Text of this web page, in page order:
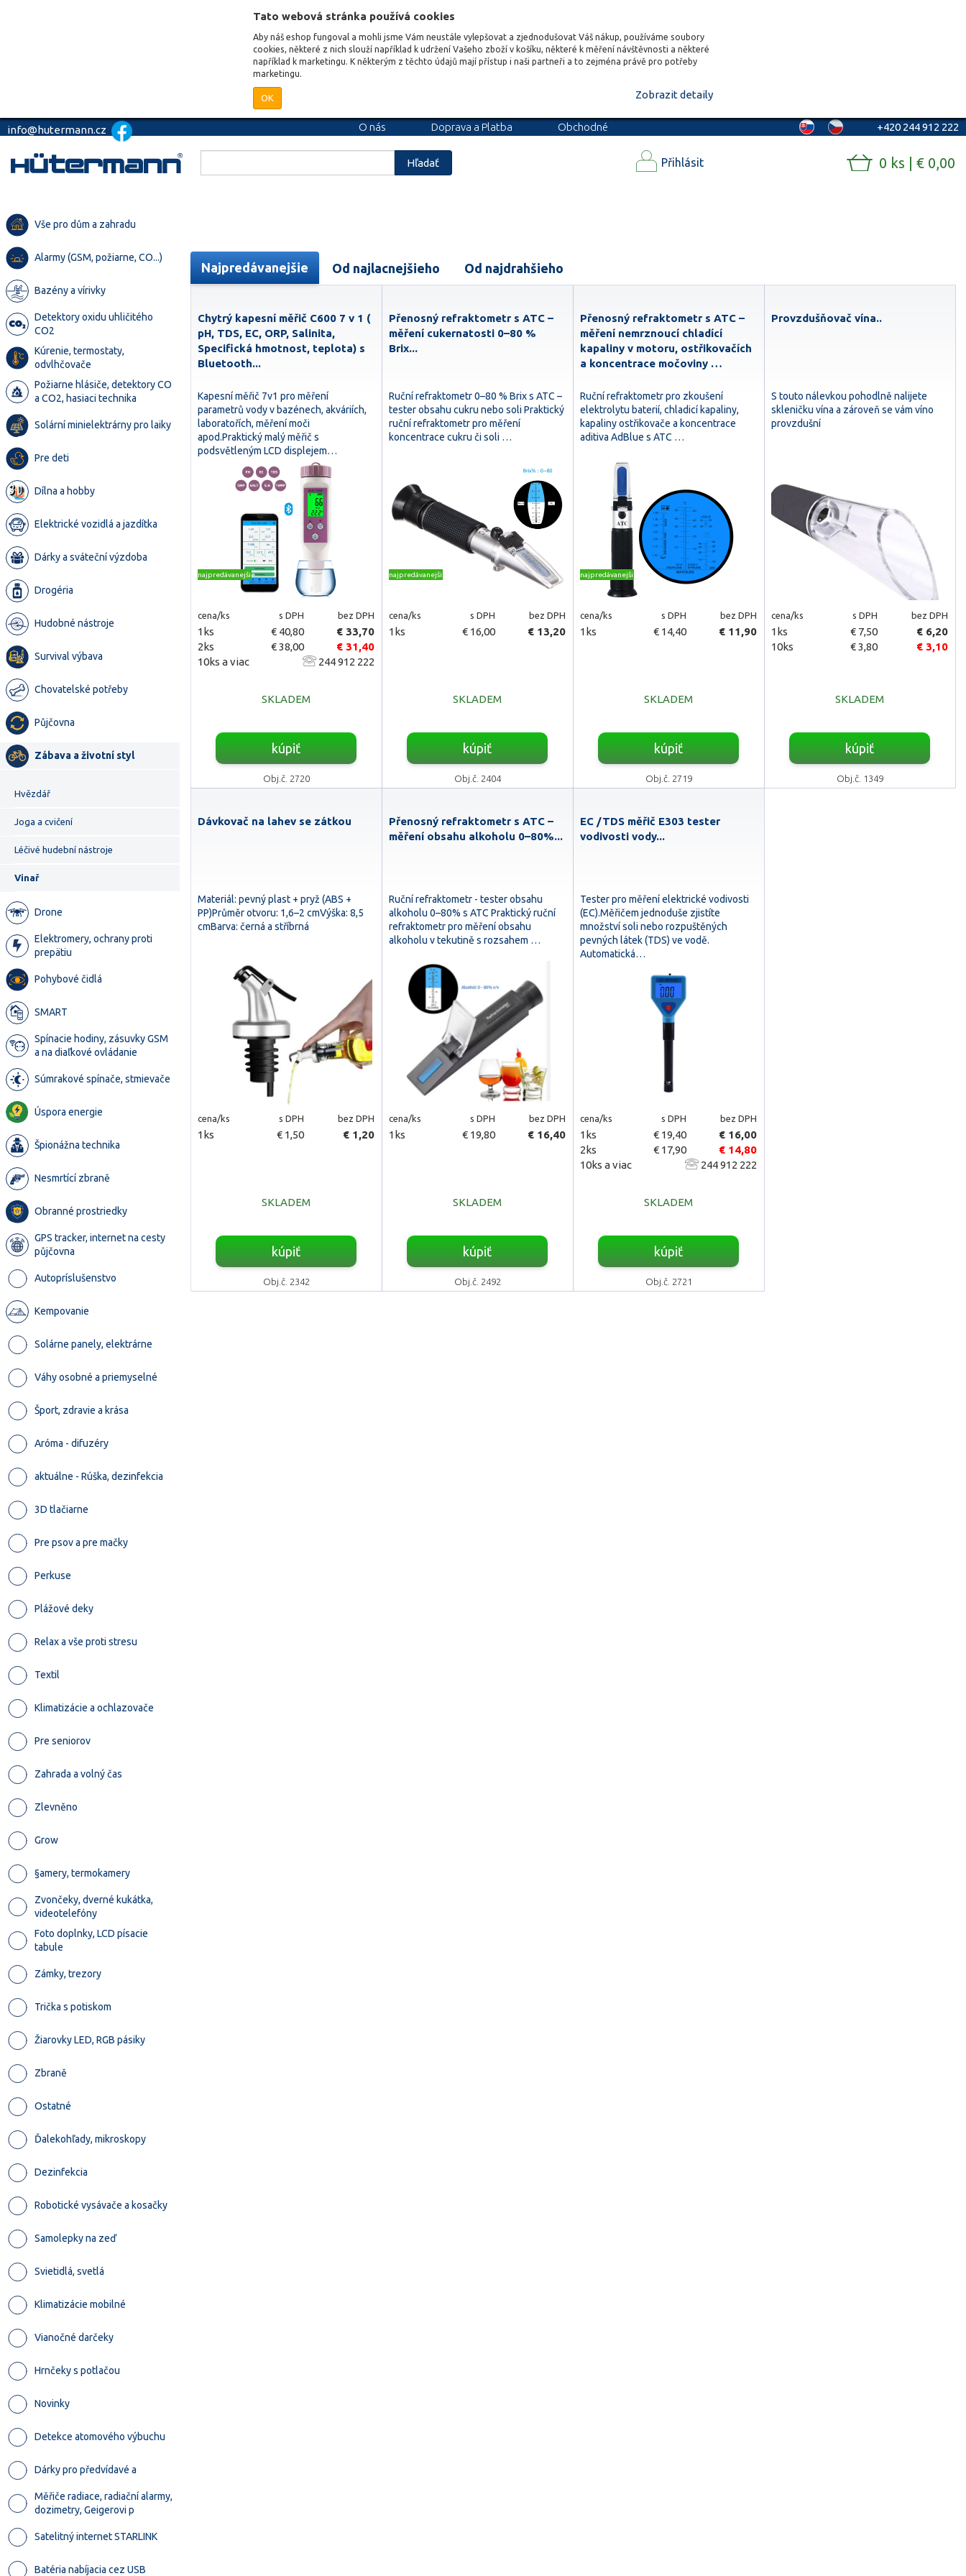
Tato webová stránka používá cookies
Aby náš eshop fungoval a mohli jsme Vám neustále vylepšovat a zjednodušovat Váš nákup, používáme soubory
cookies, některé z nich slouží například k udržení Vašeho zboží v košíku, některé k měření návštěvnosti a některé
například k marketingu. K některým z těchto údajů mají přístup i naši partneři a to zejména právě pro potřeby
marketingu.
OK Zobrazit detaily
info@hutermann.cz O nás Doprava a Platba
Obchodné
+420 244 912 222
Hľadať Přihlásit 0 ks | € 0,00
Vše pro dům a zahradu
Alarmy (GSM, požiarne, CO...)
Bazény a vírivky
Detektory oxidu uhličitého
CO2
Kúrenie, termostaty,
odvlhčovače
Požiarne hlásiče, detektory CO
a CO2, hasiaci technika
Solární minielektrárny pro laiky
Pre deti
Dílna a hobby
Elektrické vozidlá a jazdítka
Dárky a sváteční výzdoba
Drogéria
Hudobné nástroje
Survival výbava
Chovatelské potřeby
Půjčovna
Zábava a životní styl
Hvězdář
Joga a cvičení
Léčivé hudební nástroje
Vinař
Drone
Elektromery, ochrany proti
prepätiu
Pohybové čidlá
SMART
Spínacie hodiny, zásuvky GSM
a na diaľkové ovládanie
Súmrakové spínače, stmievače
Úspora energie
Špionážna technika
Nesmrtící zbraně
Obranné prostriedky
GPS tracker, internet na cesty
půjčovna
Autopríslušenstvo
Kempovanie
Solárne panely, elektrárne
Váhy osobné a priemyselné
Šport, zdravie a krása
Aróma - difuzéry
aktuálne - Rúška, dezinfekcia
3D tlačiarne
Pre psov a pre mačky
Perkuse
Plážové deky
Relax a vše proti stresu
Textil
Klimatizácie a ochlazovače
Pre seniorov
Zahrada a volný čas
Zlevněno
Grow
§amery, termokamery
Zvončeky, dverné kukátka,
videotelefóny
Foto doplnky, LCD písacie
tabule
Zámky, trezory
Trička s potiskom
Žiarovky LED, RGB pásiky
Zbraně
Ostatné
Ďalekohľady, mikroskopy
Dezinfekcia
Robotické vysávače a kosačky
Samolepky na zeď
Svietidlá, svetlá
Klimatizácie mobilné
Vianočné darčeky
Hrnčeky s potlačou
Novinky
Detekce atomového výbuchu
Dárky pro předvídavé a
Měřiče radiace, radiační alarmy,
dozimetry, Geigerovi p
Satelitný internet STARLINK
Batéria nabíjacia cez USB
Najpredávanejšie Od najlacnejšieho Od najdrahšieho
Chytrý kapesní měřič C600 7 v 1 (
pH, TDS, EC, ORP, Salinita,
Specifická hmotnost, teplota) s
Bluetooth...
Kapesní měřič 7v1 pro měření
parametrů vody v bazénech, akváriích,
laboratořích, měření moči
apod.Praktický malý měřič s
podsvětleným LCD displejem…
najpredávanejšie
cena/ks s DPH bez DPH
1ks € 40,80
€ 33,70
2ks
€ 38,00
€ 31,40
10ks a viac
244 912 222
SKLADEM
kúpiť
Obj.č. 2720
Přenosný refraktometr s ATC –
měření cukernatosti 0–80 %
Brix...
Ruční refraktometr 0–80 % Brix s ATC –
tester obsahu cukru nebo soli Praktický
ruční refraktometr pro měření
koncentrace cukru či soli …
najpredávanejšie
cena/ks s DPH bez DPH
1ks € 16,00 € 13,20
SKLADEM
kúpiť
Obj.č. 2404
Přenosný refraktometr s ATC –
měření nemrznoucí chladící
kapaliny v motoru, ostřikovačích
a koncentrace močoviny …
Ruční refraktometr pro zkoušení
elektrolytu baterií, chladicí kapaliny,
kapaliny ostřikovače a koncentrace
aditiva AdBlue s ATC …
najpredávanejšie
cena/ks s DPH bez DPH
1ks € 14,40 € 11,90
SKLADEM
kúpiť
Obj.č. 2719
Provzdušňovač vína..
S touto nálevkou pohodlně nalijete
skleničku vína a zároveň se vám víno
provzdušní
cena/ks s DPH bez DPH
1ks € 7,50
€ 6,20
10ks
€ 3,80 € 3,10
SKLADEM
kúpiť
Obj.č. 1349
Dávkovač na lahev se zátkou
Materiál: pevný plast + pryž (ABS +
PP)Průměr otvoru: 1,6–2 cmVýška: 8,5
cmBarva: černá a stříbrná
cena/ks s DPH bez DPH
1ks € 1,50 € 1,20
SKLADEM
kúpiť
Obj.č. 2342
Přenosný refraktometr s ATC –
měření obsahu alkoholu 0–80%...
Ruční refraktometr - tester obsahu
alkoholu 0–80% s ATC Praktický ruční
refraktometr pro měření obsahu
alkoholu v tekutině s rozsahem …
cena/ks s DPH bez DPH
1ks € 19,80 € 16,40
SKLADEM
kúpiť
Obj.č. 2492
EC /TDS měřič E303 tester
vodivosti vody...
Tester pro měření elektrické vodivosti
(EC).Měřičem jednoduše zjistíte
množství soli nebo rozpuštěných
pevných látek (TDS) ve vodě.
Automatická…
cena/ks s DPH bez DPH
1ks € 19,40
€ 16,00
2ks
€ 17,90
€ 14,80
10ks a viac
244 912 222
SKLADEM
kúpiť
Obj.č. 2721